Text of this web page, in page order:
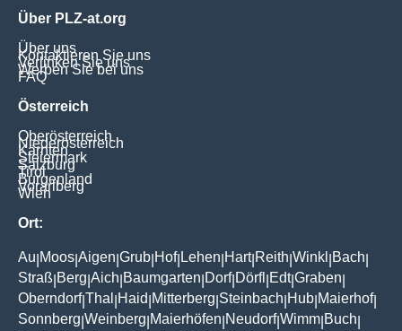
Über PLZ-at.org
Über uns
Kontaktieren Sie uns
Verlinken Sie uns
Werben Sie bei uns
FAQ
Österreich
Oberösterreich
Niederösterreich
Kärnten
Steiermark
Salzburg
Tirol
Burgenland
Vorarlberg
Wien
Ort:
Au Moos Aigen Grub Hof| Lehen Hart| Reith Winkl Bach
Straß Berg Aich Baumgarten Dorf| Dörfl Edt|Graben
Oberndorf|Thal Haid Mitterberg Steinbach Hub Maierhof|
Sonnberg Weinberg Maierhöfen Neudorf|Wimm Buch